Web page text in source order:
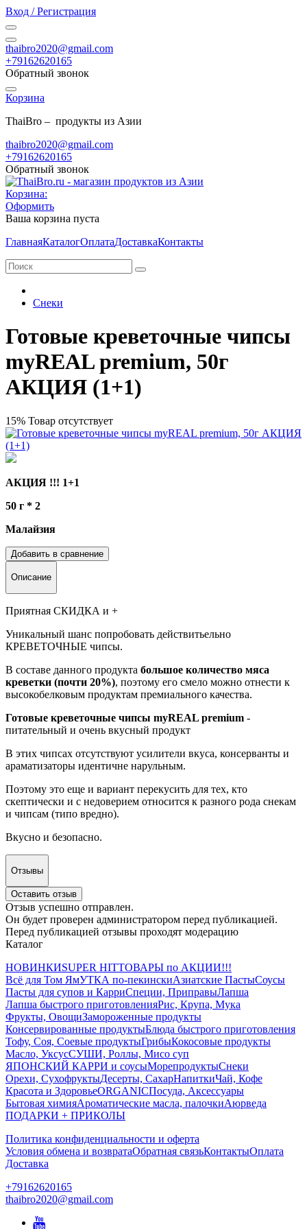
Вход / Регистрация
thaibro2020@gmail.com
+79162620165
Обратный звонок
Корзина
ThaiBro – продукты из Азии
thaibro2020@gmail.com
+79162620165
Обратный звонок
Корзина:
Оформить
Ваша корзина пуста
ГлавнаяКаталогОплатаДоставкаКонтакты
Снеки
Готовые креветочные чипсы
myREAL premium, 50г
АКЦИЯ (1+1)
15% Товар отсутствует
АКЦИЯ !!! 1+1
50 г * 2
Малайзия
Добавить в сравнение
Описание
Приятная СКИДКА и +
Уникальный шанс попробовать действитьельно
КРЕВЕТОЧНЫЕ чипсы.
В составе данного продукта большое количество мяса
креветки (почти 20%), поэтому его смело можно отнести к
высокобелковым продуктам премиального качества.
Готовые креветочные чипсы myREAL premium -
питательный и очень вкусный продукт
В этих чипсах отсутствуют усилители вкуса, консерванты и
араматизаторы идентичне нарульным.
Поэтому это еще и вариант перекусить для тех, кто
скептически и с недоверием относится к разного рода снекам
и чипсам (типо вредно).
Вкусно и безопасно.
Отзывы
Оставить отзыв
Отзыв успешно отправлен.
Он будет проверен администратором перед публикацией.
Перед публикацией отзывы проходят модерацию
Каталог
НОВИНКИSUPER HITТОВАРЫ по АКЦИИ!!!
Всё для Том ЯмУТКА по-пекинскиАзиатские ПастыСоусы
Пасты для супов и КарриСпеции, ПриправыЛапша
Лапша быстрого приготовленияРис, Крупа, Мука
Фрукты, ОвощиЗамороженные продукты
Консервированные продуктыБлюда быстрого приготовления
Тофу, Соя, Соевые продуктыГрибыКокосовые продукты
Масло, УксусСУШИ, Роллы, Мисо суп
ЯПОНСКИЙ КАРРИ и соусыМорепродуктыСнеки
Орехи, СухофруктыДесерты, СахарНапиткиЧай, Кофе
Красота и ЗдоровьеORGANICПосуда, Аксессуары
Бытовая химияАроматические масла, палочкиАюрведа
ПОДАРКИ + ПРИКОЛЫ
Политика конфиденциальности и оферта
Условия обмена и возвратаОбратная связьКонтактыОплата
Доставка
+79162620165
thaibro2020@gmail.com